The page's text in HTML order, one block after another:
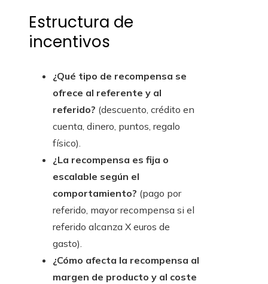
Estructura de
incentivos
¿Qué tipo de recompensa se
ofrece al referente y al
referido? (descuento, crédito en
cuenta, dinero, puntos, regalo
físico).
¿La recompensa es fija o
escalable según el
comportamiento? (pago por
referido, mayor recompensa si el
referido alcanza X euros de
gasto).
¿Cómo afecta la recompensa al
margen de producto y al coste